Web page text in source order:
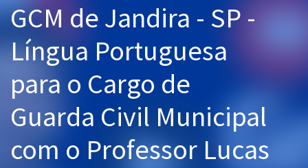
Cursos 20% OFF
Pós
OAB
GCM de Jandira - SP -
Língua Portuguesa
para o Cargo de
Guarda Civil Municipal
com o Professor Lucas